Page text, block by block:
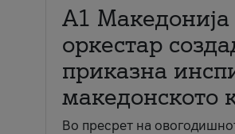
А1
оркестар
приказна
македонското
Во пресрет на